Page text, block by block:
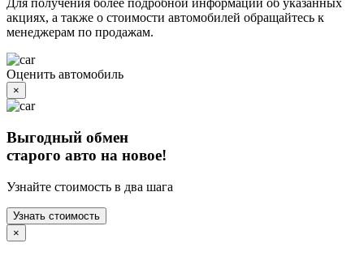
Для получения более подробной информации об указанных
акциях, а также о стоимости автомобилей обращайтесь к
менеджерам по продажам.
Оценить автомобиль
×
Выгодный обмен
старого авто на новое!
Узнайте стоимость в два шага
Узнать стоимость
×